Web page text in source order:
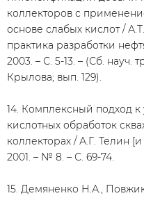
коллекторов с
основе слабых кислот /
практика разработки
2003. – С. 5-13. – (Сб.
Крылова; вып. 129).
14. Комплексный подход
кислотных обработок
коллекторах / А.Г. Телин
2001. – № 8. – С. 69-74.
15. Демяненко Н.А.,